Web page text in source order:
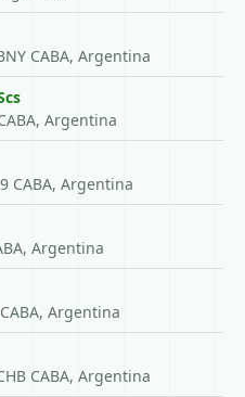
CABA, Argentina
Argentina
CABA, Argentina
Argentina
Argentina
CABA, Argentina